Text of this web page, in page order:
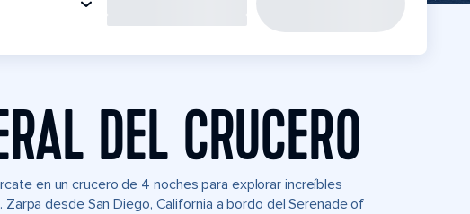
DEL CRUCERO
en un crucero de 4 noches para explorar increíbles
desde San Diego, California a bordo del Serenade of